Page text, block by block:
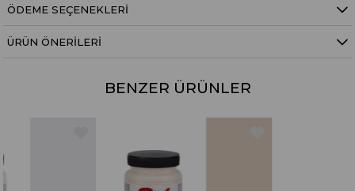
ÖDEME SEÇENEKLERI
ÜRÜN ÖNERILERI
BENZER ÜRÜNLER